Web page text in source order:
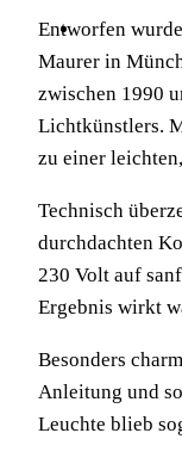
Entworfen
Maurer in
zwischen 1990
Lichtkünstlers.
zu einer
Technisch
durchdachten
230 Volt auf
Ergebnis wirkt
Besonders
Anleitung und
Leuchte blieb